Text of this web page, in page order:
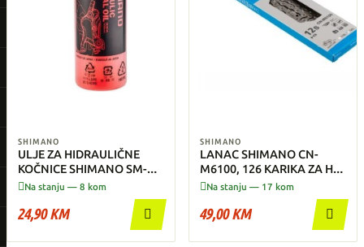
SHIMANO
ULJE ZA HIDRAULIČNE
KOČNICE SHIMANO SM-
LVOIL 100ml
Na stanju — 8 kom
24,90 KM 
SHIMANO
LANAC SHIMANO CN-
M6100, 126 KARIKA ZA HG
12-BRZINA
Na stanju — 17 kom
49,00 KM 